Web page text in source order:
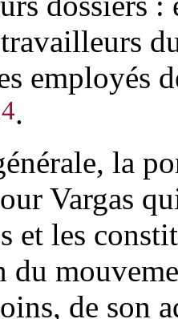
employés
.
la
Vargas
et les
du
de son